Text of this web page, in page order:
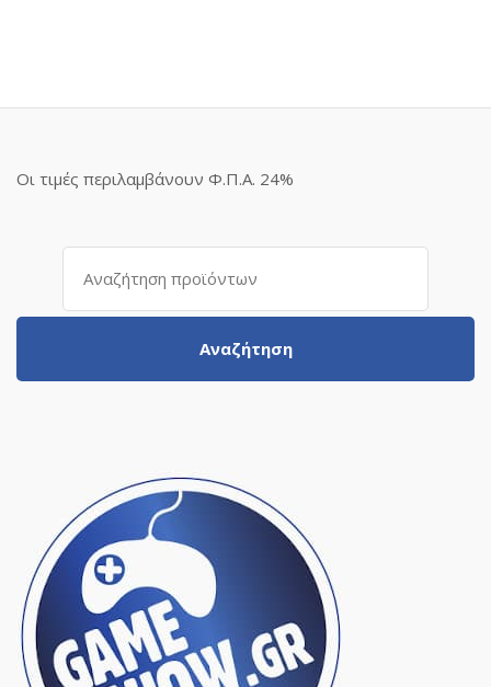
Οι τιμές περιλαμβάνουν Φ.Π.Α. 24%
Αναζήτηση
Αναζήτηση